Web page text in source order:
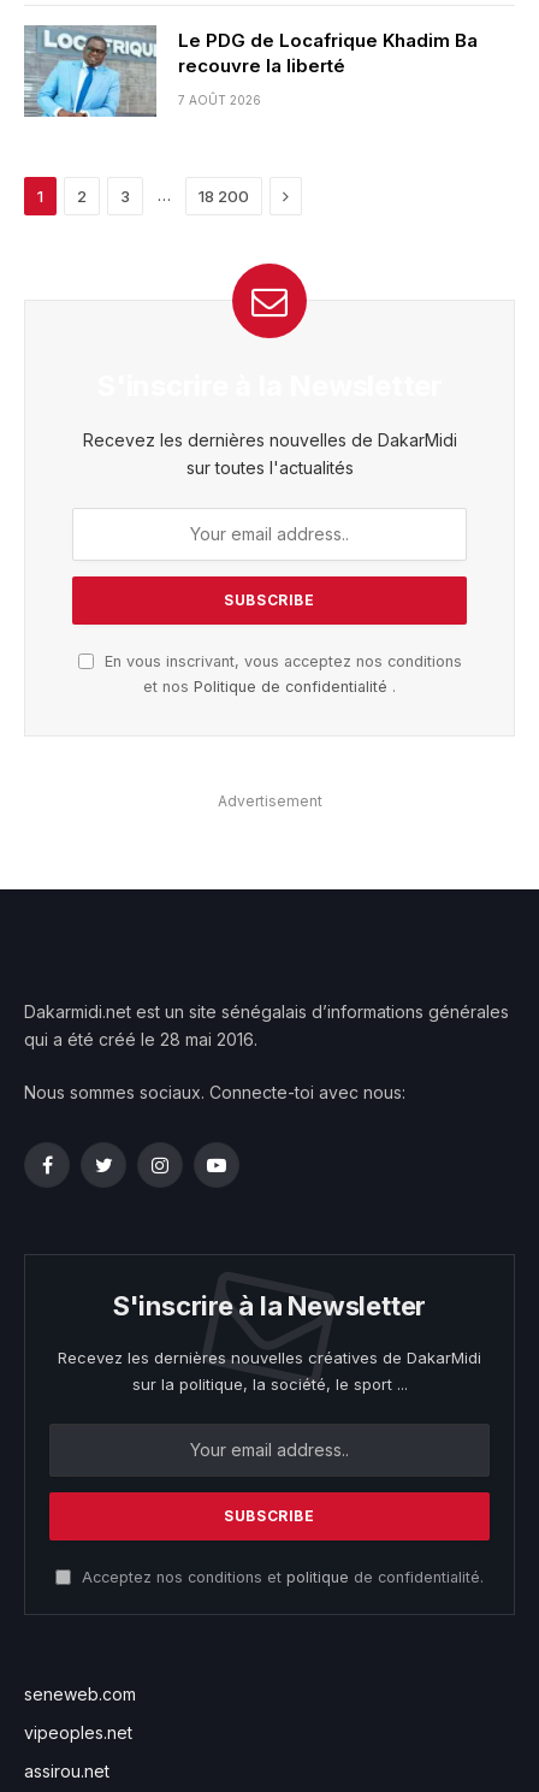
Le PDG de Locafrique Khadim Ba
recouvre la liberté
7 AOÛT 2026
1 2 3 … 18 200 Next
Recevez les dernières nouvelles de DakarMidi
sur toutes l'actualités
En vous inscrivant, vous acceptez nos conditions
et nos Politique de confidentialité .
Advertisement
Dakarmidi.net est un site sénégalais d’informations générales
qui a été créé le 28 mai 2016.
Nous sommes sociaux. Connecte-toi avec nous:
FacebookTwitterInstagramYouTube
S'inscrire à la Newsletter
Recevez les dernières nouvelles créatives de DakarMidi
sur la politique, la société, le sport ...
Acceptez nos conditions et politique de confidentialité.
seneweb.com
vipeoples.net
assirou.net